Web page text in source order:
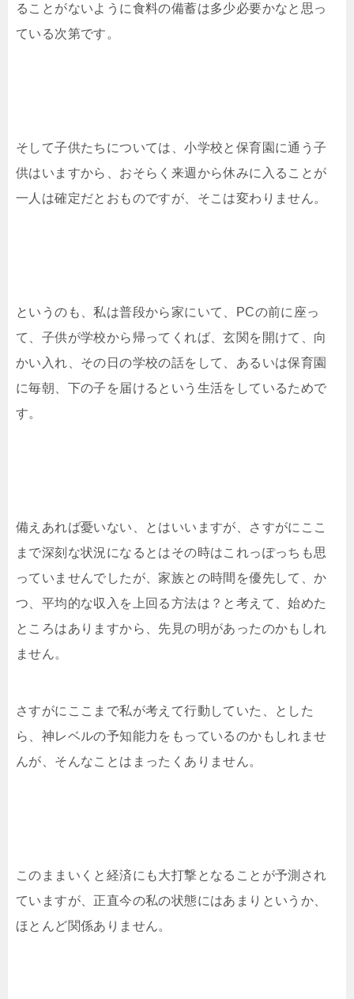
ることがないように食料の備蓄は多少必要かなと思っ
ている次第です。
そして子供たちについては、小学校と保育園に通う子
供はいますから、おそらく来週から休みに入ることが
一人は確定だとおものですが、そこは変わりません。
というのも、私は普段から家にいて、PCの前に座っ
て、子供が学校から帰ってくれば、玄関を開けて、向
かい入れ、その日の学校の話をして、あるいは保育園
に毎朝、下の子を届けるという生活をしているためで
す。
備えあれば憂いない、とはいいますが、さすがにここ
まで深刻な状況になるとはその時はこれっぽっちも思
っていませんでしたが、家族との時間を優先して、か
つ、平均的な収入を上回る方法は？と考えて、始めた
ところはありますから、先見の明があったのかもしれ
ません。
さすがにここまで私が考えて行動していた、とした
ら、神レベルの予知能力をもっているのかもしれませ
んが、そんなことはまったくありません。
このままいくと経済にも大打撃となることが予測され
ていますが、正直今の私の状態にはあまりというか、
ほとんど関係ありません。